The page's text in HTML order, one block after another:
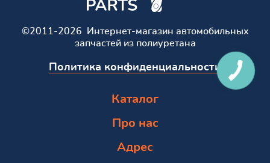
©2011-2026 Интернет-магазин автомобильных
запчастей из полиуретана
Политика конфиденциальности
Каталог
Про нас
Адрес